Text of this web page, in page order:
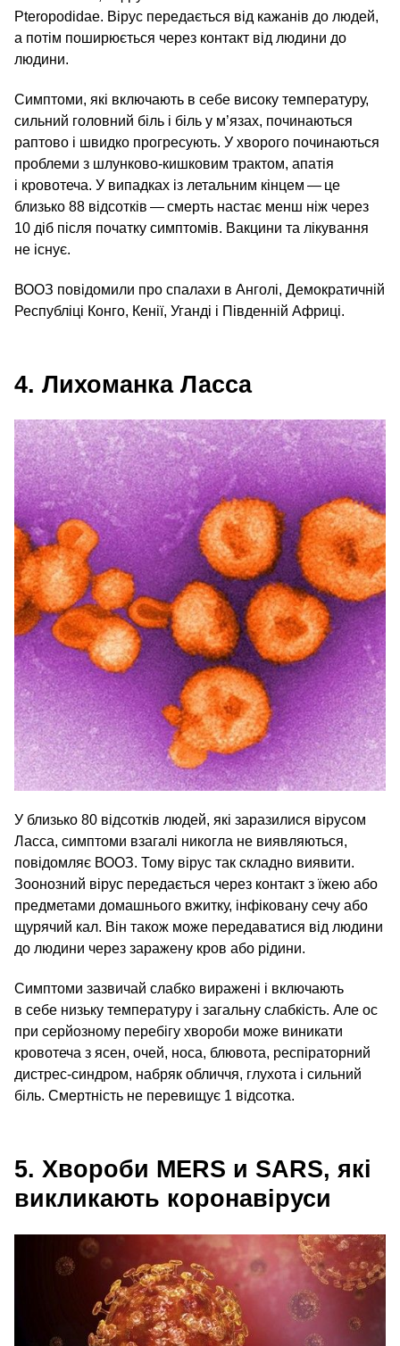
Pteropodidae. Вірус передається від кажанів до людей,
а потім поширюється через контакт від людини до
людини.
Симптоми, які включають в себе високу температуру,
сильний головний біль і біль у м’язах, починаються
раптово і швидко прогресують. У хворого починаються
проблеми з шлунково-кишковим трактом, апатія
і кровотеча. У випадках із летальним кінцем — це
близько 88 відсотків — смерть настає менш ніж через
10 діб після початку симптомів. Вакцини та лікування
не існує.
ВООЗ повідомили про спалахи в Анголі, Демократичній
Республіці Конго, Кенії, Уганді і Південній Африці.
4. Лихоманка Ласса
У близько 80 відсотків людей, які заразилися вірусом
Ласса, симптоми взагалі никогла не виявляються,
повідомляє ВООЗ. Тому вірус так складно виявити.
Зоонозний вірус передається через контакт з їжею або
предметами домашнього вжитку, інфіковану сечу або
щурячий кал. Він також може передаватися від людини
до людини через заражену кров або рідини.
Симптоми зазвичай слабко виражені і включають
в себе низьку температуру і загальну слабкість. Але ос
при серйозному перебігу хвороби може виникати
кровотеча з ясен, очей, носа, блювота, респіраторний
дистрес-синдром, набряк обличчя, глухота і сильний
біль. Смертність не перевищує 1 відсотка.
5. Хвороби MERS и SARS, які
викликають коронавіруси